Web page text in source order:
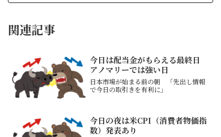
関連記事
今日は配当金がもらえる最終日
アノマリーでは強い日
日本市場が始まる前の朝 「先出し情報
で今日の取引きを有利に」
今日の夜は米CPI（消費者物価指
数）発表あり